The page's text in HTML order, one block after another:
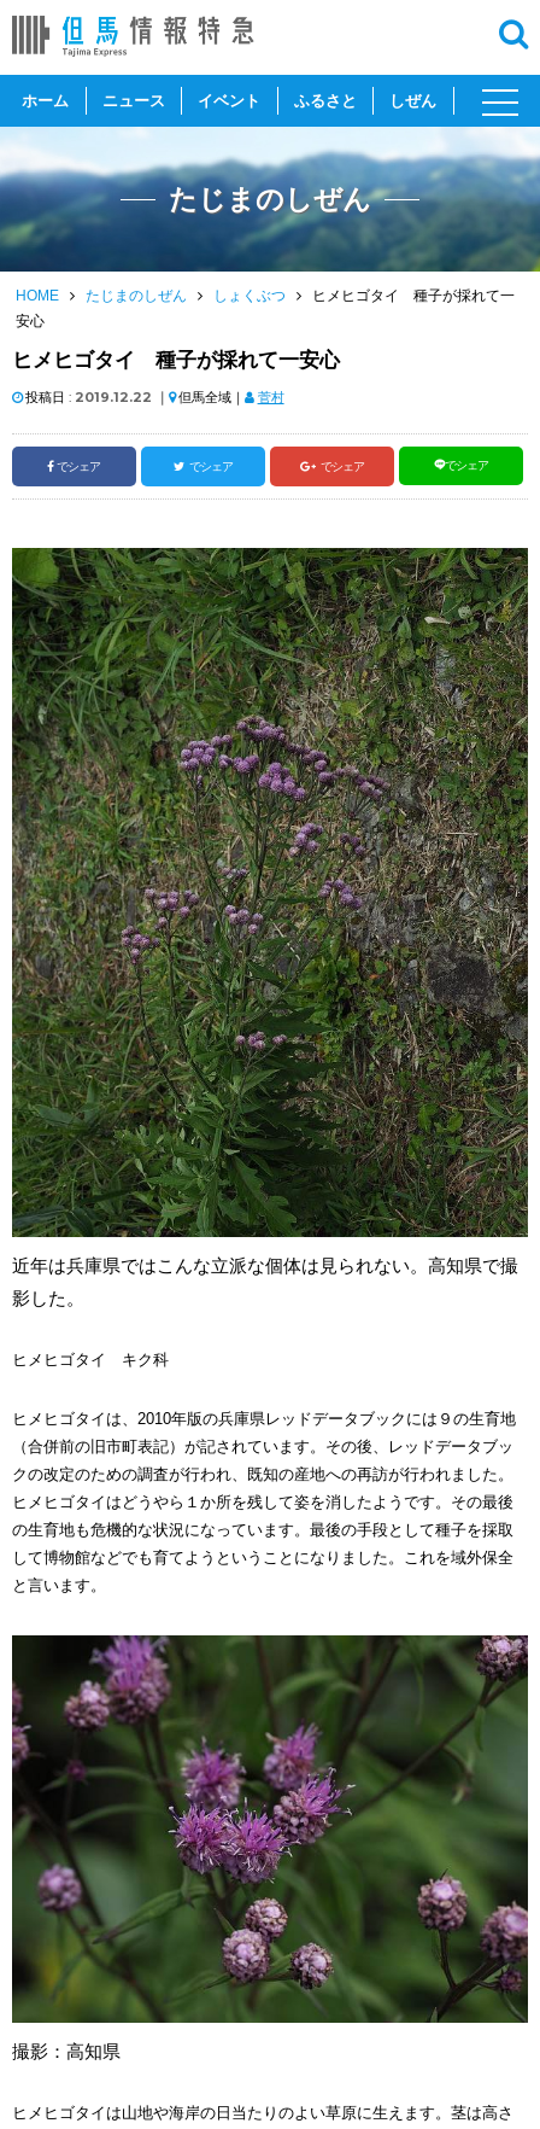
ホーム ニュース イベント ふるさと しぜん
toggle
たじまのしぜん
HOME たじまのしぜん しょくぶつ
ヒメヒゴタイ 種子が採れて一
安心
ヒメヒゴタイ 種子が採れて一安心
投稿日 : 2019.12.22 ｜ 但馬全域｜ 菅村
でシェア でシェア でシェア でシェア
近年は兵庫県ではこんな立派な個体は見られない。高知県で撮
影した。
ヒメヒゴタイ キク科
ヒメヒゴタイは、2010年版の兵庫県レッドデータブックには９の生育地
（合併前の旧市町表記）が記されています。その後、レッドデータブッ
クの改定のための調査が行われ、既知の産地への再訪が行われました。
ヒメヒゴタイはどうやら１か所を残して姿を消したようです。その最後
の生育地も危機的な状況になっています。最後の手段として種子を採取
して博物館などでも育てようということになりました。これを域外保全
と言います。
撮影：高知県
ヒメヒゴタイは山地や海岸の日当たりのよい草原に生えます。茎は高さ